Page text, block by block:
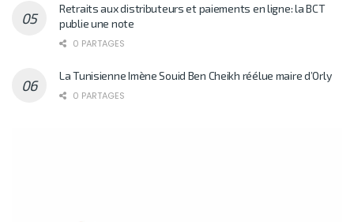
Retraits aux distributeurs et paiements en ligne: la BCT
publie une note
0 PARTAGES
La Tunisienne Imène Souid Ben Cheikh réélue maire d’Orly
0 PARTAGES